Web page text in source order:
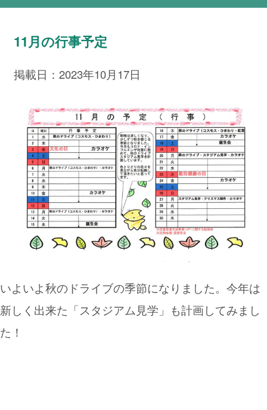
11月の行事予定
掲載日：2023年10月17日
いよいよ秋のドライブの季節になりました。今年は
新しく出来た「スタジアム見学」も計画してみまし
た！